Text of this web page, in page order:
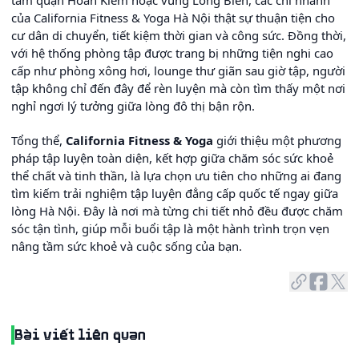
của California Fitness & Yoga Hà Nội thật sự thuận tiện cho
cư dân di chuyển, tiết kiệm thời gian và công sức. Đồng thời,
với hệ thống phòng tập được trang bị những tiện nghi cao
cấp như phòng xông hơi, lounge thư giãn sau giờ tập, người
tập không chỉ đến đây để rèn luyện mà còn tìm thấy một nơi
nghỉ ngơi lý tưởng giữa lòng đô thị bận rộn.
Tổng thể, California Fitness & Yoga giới thiệu một phương
pháp tập luyện toàn diện, kết hợp giữa chăm sóc sức khoẻ
thể chất và tinh thần, là lựa chọn ưu tiên cho những ai đang
tìm kiếm trải nghiệm tập luyện đẳng cấp quốc tế ngay giữa
lòng Hà Nội. Đây là nơi mà từng chi tiết nhỏ đều được chăm
sóc tận tình, giúp mỗi buổi tập là một hành trình trọn vẹn
nâng tầm sức khoẻ và cuộc sống của bạn.
Bài viết liên quan